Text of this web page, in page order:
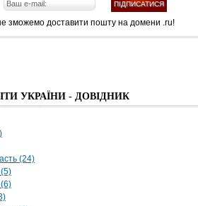
зможемо доставити пошту на домени .ru!
УКРАЇНИ - ДОВІДНИК
(24)